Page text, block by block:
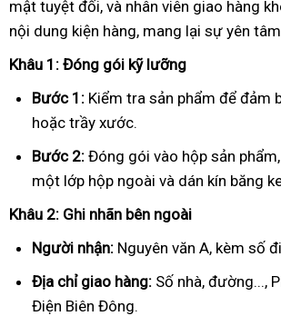
mật tuyệt đối, và nhân viên giao hàng
nội dung kiện hàng, mang lại sự yên
Khâu 1: Đóng gói kỹ lưỡng
Bước 1: Kiểm tra sản phẩm để đảm
hoặc trầy xước.
Bước 2: Đóng gói vào hộp sản
một lớp hộp ngoài và dán kín băng
Khâu 2: Ghi nhãn bên ngoài
Người nhận: Nguyên văn A, kèm số
Địa chỉ giao hàng: Số nhà, đường...,
Điện Biên Đông.